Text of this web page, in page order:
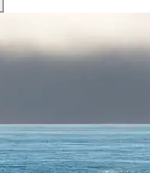
خلال ثوانٍ. سريع ومرن وواقعي للغاية للتصميم والتسويق والفن.